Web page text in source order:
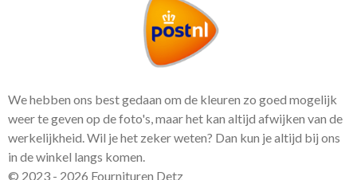
We hebben ons best gedaan om de kleuren zo goed mogelijk
weer te geven op de foto's, maar het kan altijd afwijken van de
werkelijkheid. Wil je het zeker weten? Dan kun je altijd bij ons
in de winkel langs komen.
© 2023 - 2026 Fournituren Detz